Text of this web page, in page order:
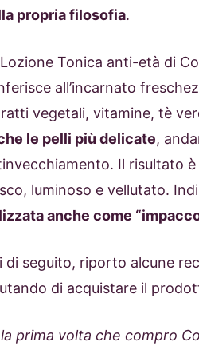
propria filosofia.
Tonica anti-età di
all’incarnato
vegetali, vitamine, tè
le pelli più delicate,
Il risultato
luminoso e vellutato.
anche come
di seguito, riporto alcune
di acquistare il
la prima volta che compro